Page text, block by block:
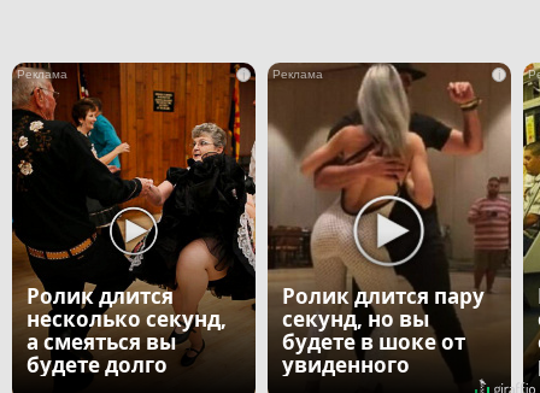
i
Ролик длится
несколько секунд,
а смеяться вы
будете долго
i
Ролик длится пару
секунд, но вы
будете в шоке от
увиденного